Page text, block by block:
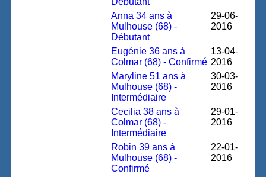
Anna 34 ans à
Mulhouse (68) -
Débutant
29-06-
2016
Eugénie 36 ans à
Colmar (68) - Confirmé
13-04-
2016
Maryline 51 ans à
Mulhouse (68) -
Intermédiaire
30-03-
2016
Cecilia 38 ans à
Colmar (68) -
Intermédiaire
29-01-
2016
Robin 39 ans à
Mulhouse (68) -
Confirmé
22-01-
2016